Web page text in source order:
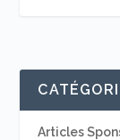
Articles